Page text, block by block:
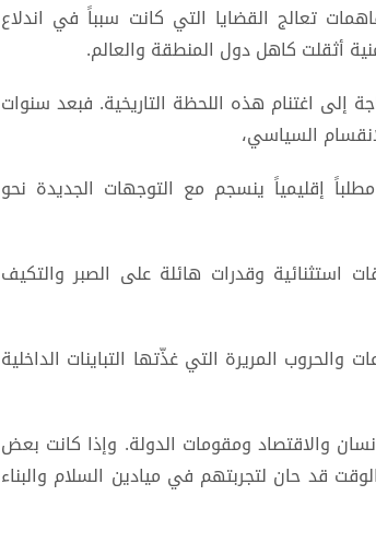
تعالج القضايا التي كانت سبباً في اندلاع
أثقلت كاهل دول المنطقة والعالم.
إلى اغتنام هذه اللحظة التاريخية. فبعد سنوات
السياسي،
إقليمياً ينسجم مع التوجهات الجديدة نحو
استثنائية وقدرات هائلة على الصبر والتكيف
المريرة التي غذّتها التباينات الداخلية
والاقتصاد ومقومات الدولة. وإذا كانت بعض
قد حان لتجربتهم في ميادين السلام والبناء